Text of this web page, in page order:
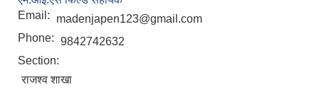
Email:
madenjapen123@gmail.com
Phone: 9842742632
Section:
राजश्व शाखा